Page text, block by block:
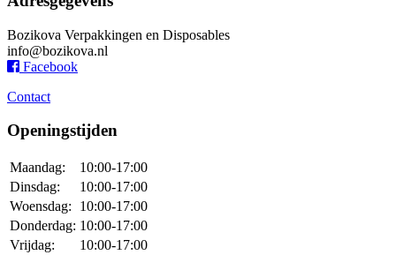
Bozikova Verpakkingen en Disposables
info@bozikova.nl
Facebook
Contact
Openingstijden
Maandag:
10:00-17:00
Dinsdag:
10:00-17:00
Woensdag:
10:00-17:00
Donderdag: 10:00-17:00
Vrijdag:
10:00-17:00